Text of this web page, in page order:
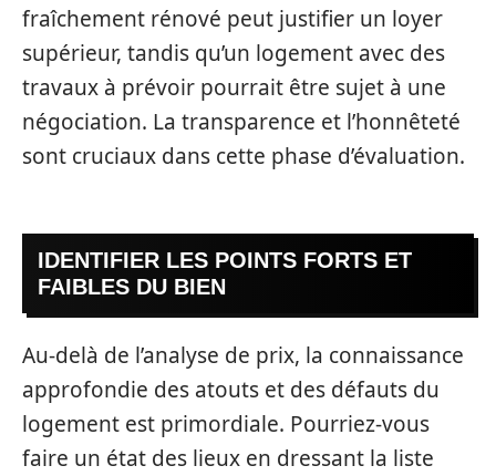
fraîchement rénové peut justifier un loyer
supérieur, tandis qu’un logement avec des
travaux à prévoir pourrait être sujet à une
négociation. La transparence et l’honnêteté
sont cruciaux dans cette phase d’évaluation.
IDENTIFIER LES POINTS FORTS ET
FAIBLES DU BIEN
Au-delà de l’analyse de prix, la connaissance
approfondie des atouts et des défauts du
logement est primordiale. Pourriez-vous
faire un état des lieux en dressant la liste